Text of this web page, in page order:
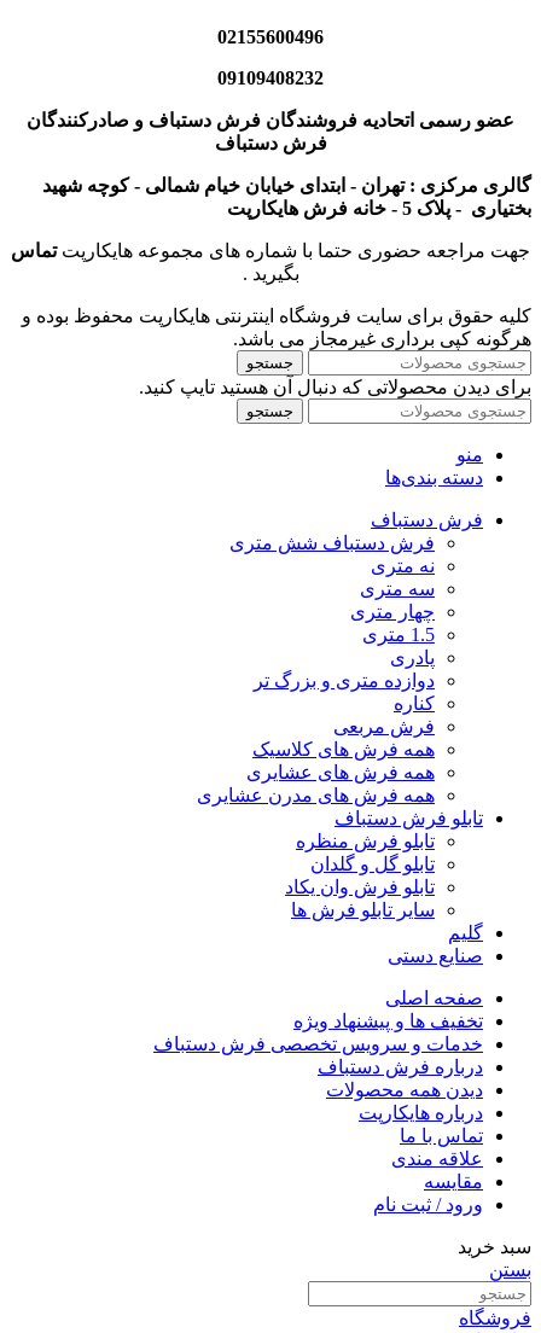
02155600496
09109408232
عضو رسمی اتحادیه فروشندگان فرش دستباف و صادرکنندگان
فرش دستباف
گالری مرکزی : تهران - ابتدای خیابان خیام شمالی - کوچه شهید
بختیاری - پلاک 5 - خانه فرش هایکارپت
جهت مراجعه حضوری حتما با شماره های مجموعه هایکارپتتماس
بگیرید .
کلیه حقوق برای سایت فروشگاه اینترنتی هایکارپت محفوظ بوده و
هرگونه کپی برداری غیرمجاز می باشد.
جستجو
برای دیدن محصولاتی که دنبال آن هستید تایپ کنید.
جستجو
منو
دسته بندی‌ها
فرش دستباف
فرش دستباف شش متری
نه متری
سه متری
چهار متری
1.5 متری
پادری
دوازده متری و بزرگ تر
کناره
فرش مربعی
همه فرش های کلاسیک
همه فرش های عشایری
همه فرش های مدرن عشایری
تابلو فرش دستباف
تابلو فرش منظره
تابلو گل و گلدان
تابلو فرش وان یکاد
سایر تابلو فرش ها
گلیم
صنایع دستی
صفحه اصلی
تخفیف ها و پیشنهاد ویژه
خدمات و سرویس تخصصی فرش دستباف
درباره فرش دستباف
دیدن همه محصولات
درباره هایکارپت
تماس با ما
علاقه مندی
مقايسه
ورود / ثبت نام
سبد خرید
بستن
فروشگاه